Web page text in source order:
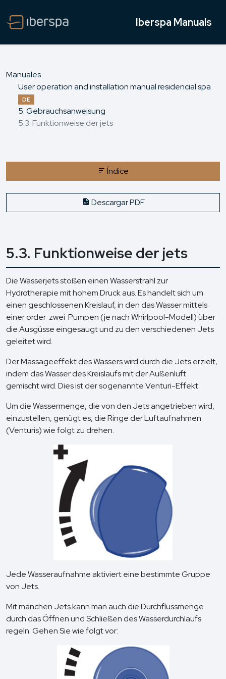
Iberspa Manuals
Manuales
User operation and installation manual residencial spa
DE
5. Gebrauchsanweisung
5.3. Funktionweise der jets
Índice
Descargar PDF
5.3. Funktionweise der jets
Die Wasserjets stoßen einen Wasserstrahl zur
Hydrotherapie mit hohem Druck aus. Es handelt sich um
einen geschlossenen Kreislauf, in den das Wasser mittels
einer order zwei Pumpen (je nach Whirlpool-Modell) über
die Ausgüsse eingesaugt und zu den verschiedenen Jets
geleitet wird.
Der Massageeffekt des Wassers wird durch die Jets erzielt,
indem das Wasser des Kreislaufs mit der Außenluft
gemischt wird. Dies ist der sogenannte Venturi-Effekt.
Um die Wassermenge, die von den Jets angetrieben wird,
einzustellen, genügt es, die Ringe der Luftaufnahmen
(Venturis) wie folgt zu drehen.
Jede Wasseraufnahme aktiviert eine bestimmte Gruppe
von Jets.
Mit manchen Jets kann man auch die Durchflussmenge
durch das Öffnen und Schließen des Wasserdurchlaufs
regeln. Gehen Sie wie folgt vor: